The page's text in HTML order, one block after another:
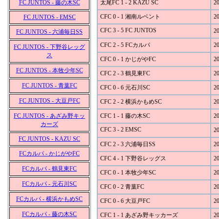
FC JUNTOS - 藤の木SC
FC JUNTOS - EMSC
FC JUNTOS - 六浦毎日SS
FC JUNTOS - 下野谷レッグ
ス
FC JUNTOS - 本牧少年SC
FC JUNTOS - 青葉FC
FC JUNTOS - 大豆戸FC
FC JUNTOS - あざみ野キッ
カーズ
FC JUNTOS - KAZU SC
FCカルパ - かじがやFC
FCカルパ - 鶴見東FC
FCカルパ - 元石川SC
FCカルパ - 横浜かもめSC
FCカルパ - 藤の木SC
太尾FC 1 - 2 KAZU SC
CFC 0 - 1 湘南ルベント
CFC 3 - 5 FC JUNTOS
CFC 2 - 5 FCカルパ
CFC 0 - 1 かじがやFC
CFC 2 - 3 鶴見東FC
CFC 0 - 6 元石川SC
CFC 2 - 2 横浜かもめSC
CFC 1 - 1 藤の木SC
CFC 3 - 2 EMSC
CFC 2 - 3 六浦毎日SS
CFC 4 - 1 下野谷レッグス
CFC 0 - 1 本牧少年SC
CFC 0 - 2 青葉FC
CFC 0 - 6 大豆戸FC
CFC 1 - 1 あざみ野キッカーズ